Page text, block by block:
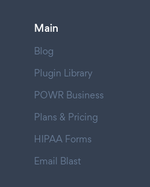
Main
Blog
Plugin Library
POWR Business
Plans & Pricing
HIPAA Forms
Email Blast